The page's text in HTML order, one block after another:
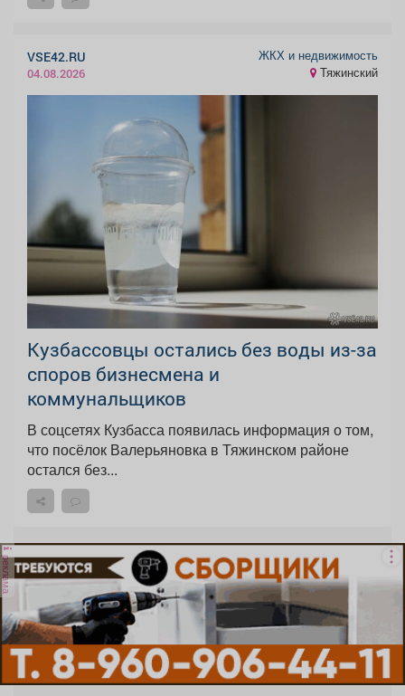
VSE42.RU
04.08.2026
ЖКХ и недвижимость
Тяжинский
Кузбассовцы остались без воды из-за
споров бизнесмена и
коммунальщиков
В соцсетях Кузбасса появилась информация о том,
что посёлок Валерьяновка в Тяжинском районе
остался без...
реклама